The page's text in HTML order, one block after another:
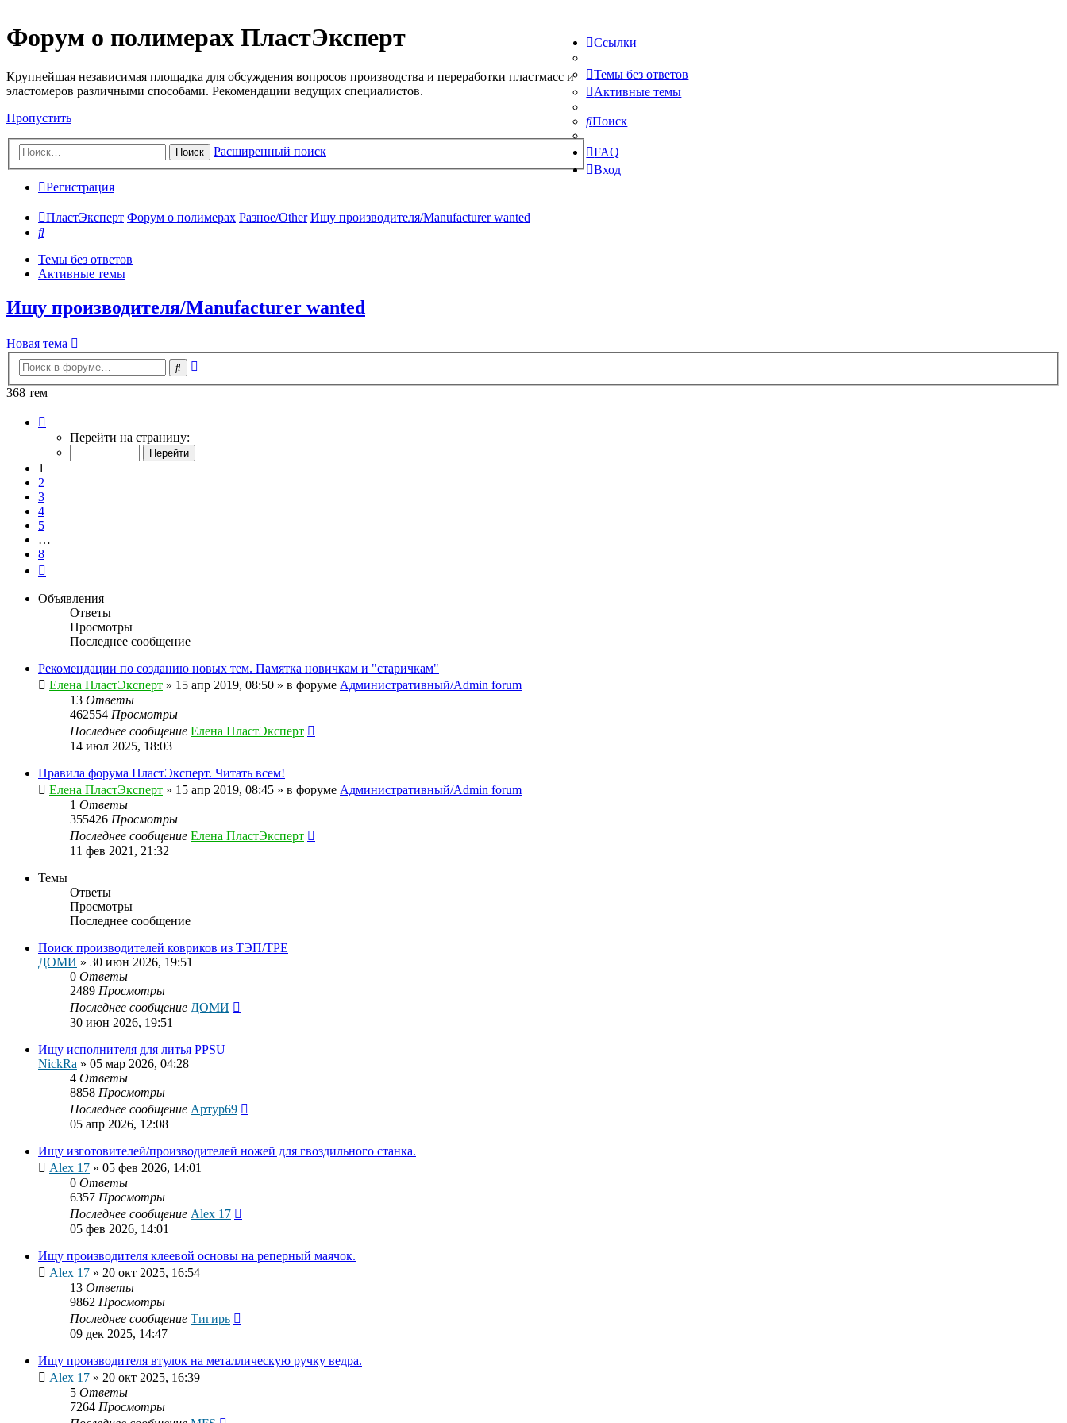
Форум о полимерах ПластЭксперт
Крупнейшая независимая площадка для обсуждения вопросов производства и переработки пластмасс и
эластомеров различными способами. Рекомендации ведущих специалистов.
Пропустить
Поиск Расширенный поиск
Ссылки
Темы без ответов
Активные темы
Поиск
FAQ
Вход
Регистрация
ПластЭксперт Форум о полимерах Разное/Other Ищу производителя/Manufacturer wanted
Поиск
Темы без ответов
Активные темы
Ищу производителя/Manufacturer wanted
Новая тема
Поиск
368 тем
Перейти на страницу:
1
2
3
4
5
…
8
Объявления
Ответы
Просмотры
Последнее сообщение
Рекомендации по созданию новых тем. Памятка новичкам и "старичкам"
Елена ПластЭксперт » 15 апр 2019, 08:50 » в форуме Административный/Admin forum
13 Ответы
462554 Просмотры
Последнее сообщение Елена ПластЭксперт
14 июл 2025, 18:03
Правила форума ПластЭксперт. Читать всем!
Елена ПластЭксперт » 15 апр 2019, 08:45 » в форуме Административный/Admin forum
1 Ответы
355426 Просмотры
Последнее сообщение Елена ПластЭксперт
11 фев 2021, 21:32
Темы
Ответы
Просмотры
Последнее сообщение
Поиск производителей ковриков из ТЭП/TPE
ДОМИ » 30 июн 2026, 19:51
0 Ответы
2489 Просмотры
Последнее сообщение ДОМИ
30 июн 2026, 19:51
Ищу исполнителя для литья PPSU
NickRa » 05 мар 2026, 04:28
4 Ответы
8858 Просмотры
Последнее сообщение Артур69
05 апр 2026, 12:08
Ищу изготовителей/производителей ножей для гвоздильного станка.
Alex 17 » 05 фев 2026, 14:01
0 Ответы
6357 Просмотры
Последнее сообщение Alex 17
05 фев 2026, 14:01
Ищу производителя клеевой основы на реперный маячок.
Alex 17 » 20 окт 2025, 16:54
13 Ответы
9862 Просмотры
Последнее сообщение Тигирь
09 дек 2025, 14:47
Ищу производителя втулок на металлическую ручку ведра.
Alex 17 » 20 окт 2025, 16:39
5 Ответы
7264 Просмотры